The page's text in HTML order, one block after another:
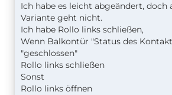
Ich habe es leicht abgeändert, doch
Variante geht nicht.
Ich habe Rollo links schließen,
Wenn Balkontür "Status des
"geschlossen"
Rollo links schließen
Sonst
Rollo links öffnen